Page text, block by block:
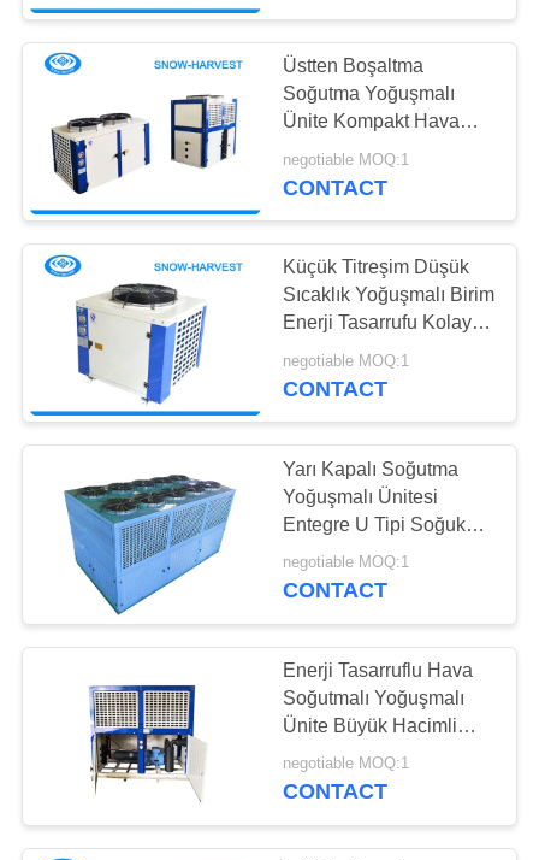
BIR
TEKLIF
ISTEĞI
SITE
HARITASI
PRIVACY
POLICY
Soğuk Oda Hava
Soğutucu
15
Evaporatif
Yoğuşmalı Birimi
Hava soğutmalı
Kondenser
13
Üstten Boşaltma
Soğutma Yoğuşmalı
Ünite Kompakt Hava
Soğutucu
negotiable MOQ:1
CONTACT
Küçük Titreşim Düşük
Sıcaklık Yoğuşmalı Birim
Enerji Tasarrufu Kolay
Kullanım
negotiable MOQ:1
CONTACT
Yarı Kapalı Soğutma
Yoğuşmalı Ünitesi
Entegre U Tipi Soğuk
Oda Kondansatörü
negotiable MOQ:1
CONTACT
Enerji Tasarruflu Hava
Soğutmalı Yoğuşmalı
Ünite Büyük Hacimli
Kompakt Yapı
negotiable MOQ:1
CONTACT